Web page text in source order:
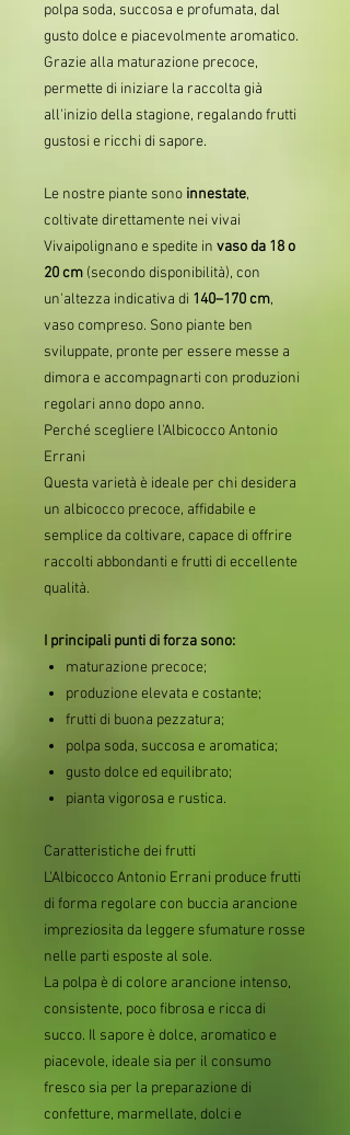
polpa soda, succosa e profumata, dal
gusto dolce e piacevolmente aromatico.
Grazie alla maturazione precoce,
permette di iniziare la raccolta già
all'inizio della stagione, regalando frutti
gustosi e ricchi di sapore.
Le nostre piante sono innestate,
coltivate direttamente nei vivai
Vivaipolignano e spedite in vaso da 18 o
20 cm (secondo disponibilità), con
un'altezza indicativa di 140–170 cm,
vaso compreso. Sono piante ben
sviluppate, pronte per essere messe a
dimora e accompagnarti con produzioni
regolari anno dopo anno.
Perché scegliere l'Albicocco Antonio
Errani
Questa varietà è ideale per chi desidera
un albicocco precoce, affidabile e
semplice da coltivare, capace di offrire
raccolti abbondanti e frutti di eccellente
qualità.
I principali punti di forza sono:
maturazione precoce;
produzione elevata e costante;
frutti di buona pezzatura;
polpa soda, succosa e aromatica;
gusto dolce ed equilibrato;
pianta vigorosa e rustica.
Caratteristiche dei frutti
L'Albicocco Antonio Errani produce frutti
di forma regolare con buccia arancione
impreziosita da leggere sfumature rosse
nelle parti esposte al sole.
La polpa è di colore arancione intenso,
consistente, poco fibrosa e ricca di
succo. Il sapore è dolce, aromatico e
piacevole, ideale sia per il consumo
fresco sia per la preparazione di
confetture, marmellate, dolci e